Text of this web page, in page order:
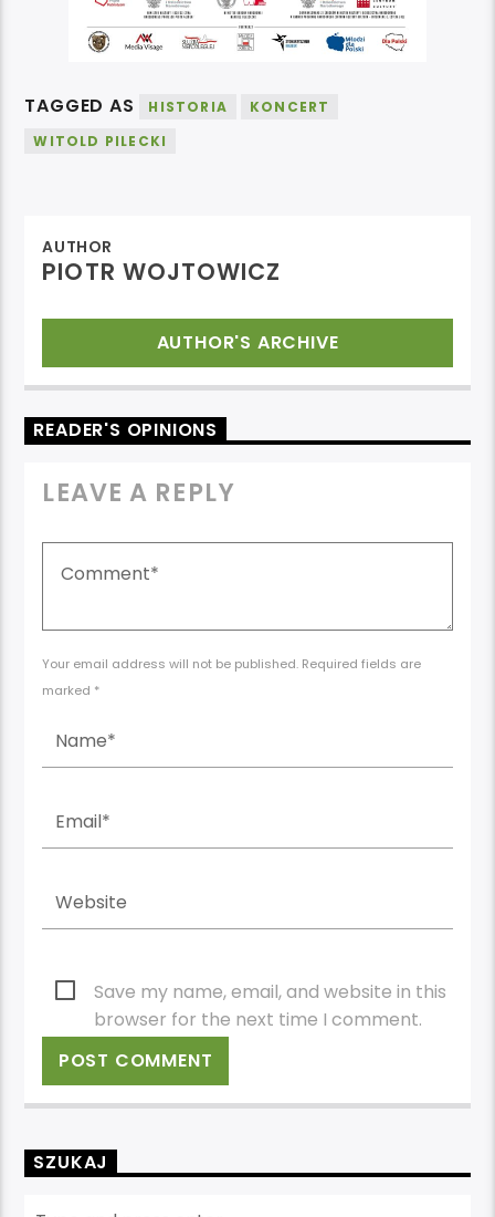
TAGGED AS HISTORIA
KONCERT
WITOLD PILECKI
AUTHOR
PIOTR WOJTOWICZ
AUTHOR'S ARCHIVE
READER'S OPINIONS
LEAVE A REPLY
Your email address will not be published. Required fields are
marked *
Save my name, email, and website in this
browser for the next time I comment.
SZUKAJ